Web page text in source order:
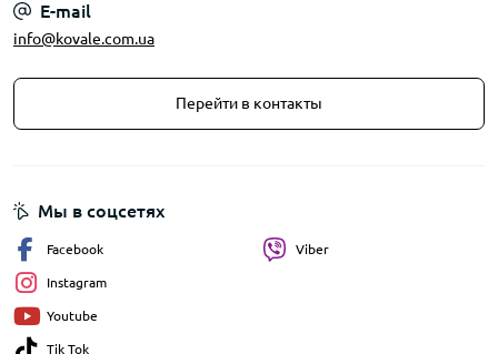
E-mail
info@kovale.com.ua
Перейти в контакты
Мы в соцсетях
Facebook
Instagram
Youtube
Tik Tok
Viber